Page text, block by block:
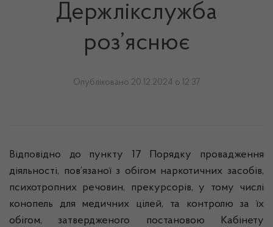
Держлікслужба
роз’яснює
Опубліковано 20.12.2024 о 12:37
Відповідно до пункту 17 Порядку провадження
діяльності, пов’язаної з обігом наркотичних засобів,
психотропних речовин, прекурсорів, у тому числі
конопель для медичних цілей, та контролю за їх
обігом, затвердженого постановою Кабінету